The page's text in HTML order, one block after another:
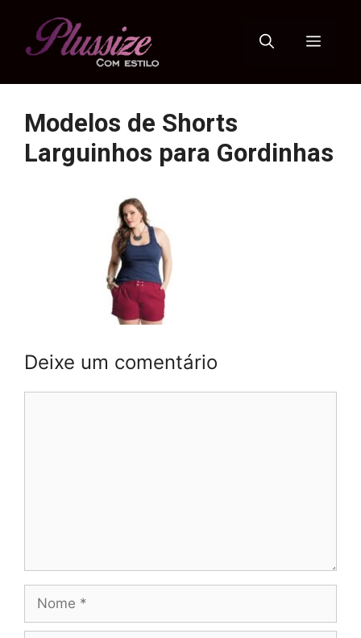
Menu
Modelos de Shorts
Larguinhos para Gordinhas
Deixe um comentário